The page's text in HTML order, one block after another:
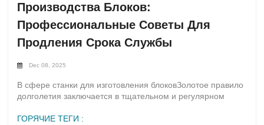
Производства Блоков:
Профессиональные Советы Для
Продления Срока Службы
Dec 08, 2025
В сфере станки для изготовления блоковЗолотое правило
долголетия заключается в тщательном и регулярном
отлаженный механизм, компоненты которого работают
ГОРЯЧИЕ ТЕГИ :